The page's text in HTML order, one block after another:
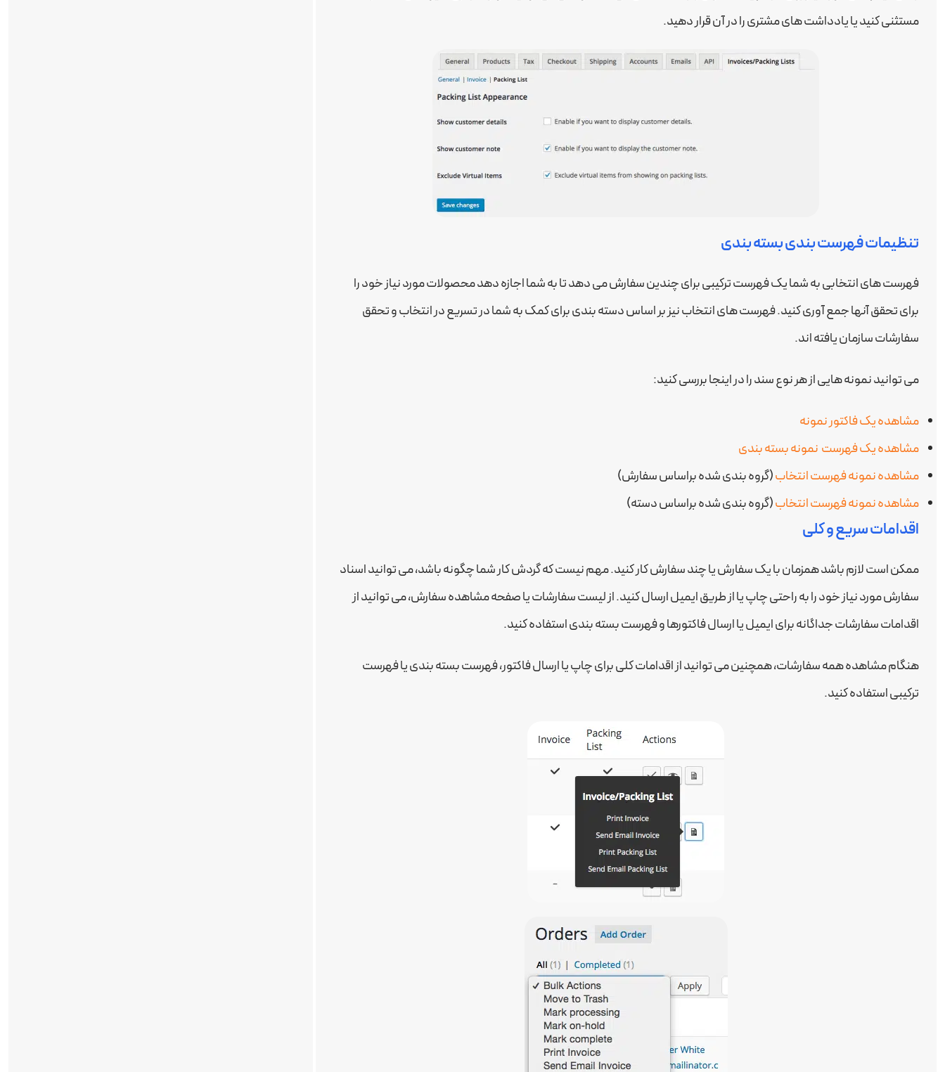
مستثنی کنید یا یادداشت های مشتری را در آن قرار دهید.
تنظیمات فهرست بندی بسته بندی
فهرست های انتخابی به شما یک فهرست ترکیبی برای چندین سفارش می دهد تا به شما اجازه دهد محصولات مورد نیاز خود را
برای تحقق آنها جمع آوری کنید. فهرست های انتخاب نیز بر اساس دسته بندی برای کمک به شما در تسریع در انتخاب و تحقق
سفارشات سازمان یافته اند.
می توانید نمونه هایی از هر نوع سند را در اینجا بررسی کنید:
مشاهده یک فاکتور نمونه
مشاهده یک فهرست نمونه بسته بندی
مشاهده نمونه فهرست انتخاب(گروه بندی شده براساس سفارش)
مشاهده نمونه فهرست انتخاب(گروه بندی شده براساس دسته)
اقدامات سریع و کلی
ممکن است لازم باشد همزمان با یک سفارش یا چند سفارش کار کنید. مهم نیست که گردش کار شما چگونه باشد، می توانید اسناد
سفارش مورد نیاز خود را به راحتی چاپ یا از طریق ایمیل ارسال کنید. از لیست سفارشات یا صفحه مشاهده سفارش، می توانید از
اقدامات سفارشات جداگانه برای ایمیل یا ارسال فاکتورها و فهرست بسته بندی استفاده کنید.
هنگام مشاهده همه سفارشات، همچنین می توانید از اقدامات کلی برای چاپ یا ارسال فاکتور، فهرست بسته بندی یا فهرست
ترکیبی استفاده کنید.